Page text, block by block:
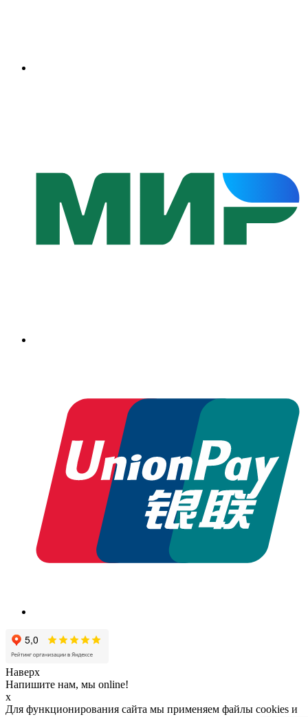
Наверх
Напишите нам, мы online!
x
Для функционирования сайта мы применяем файлы cookies и